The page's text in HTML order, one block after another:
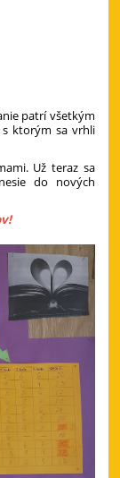
patrí všetkým
s ktorým sa vrhli
Už teraz sa
do nových